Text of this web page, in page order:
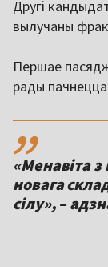
Другі
вылучаны
Першае
рады пачнецца
,,
«Менавіта
новага
сілу», –